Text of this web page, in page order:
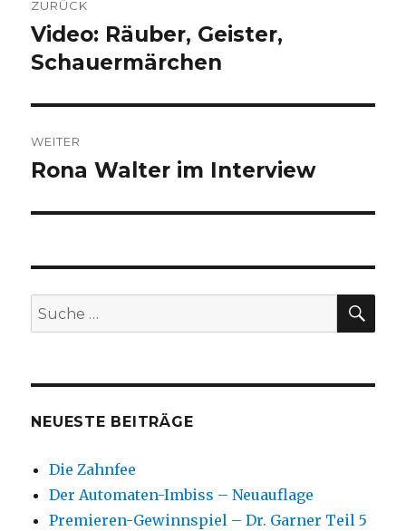
ZURÜCK
Vorheriger
Beitrag:
Video: Räuber, Geister,
Schauermärchen
WEITER
Nächster
Rona Walter im Interview
Suche
nach:
NEUESTE BEITRÄGE
Die Zahnfee
Der Automaten-Imbiss – Neuauflage
Premieren-Gewinnspiel – Dr. Garner Teil 5